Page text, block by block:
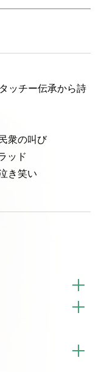
ッチー伝承から詩
衆の叫び
ッド
き笑い